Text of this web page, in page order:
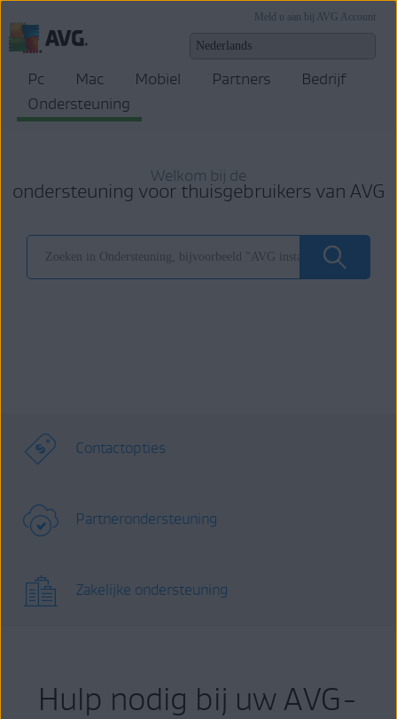
Meld u aan bij AVG Account
Pc Mac Mobiel Partners
Bedrijf
Ondersteuning
Welkom bij de
ondersteuning voor thuisgebruikers van AVG
Contactopties
Partnerondersteuning
Zakelijke ondersteuning
Hulp nodig bij uw AVG-